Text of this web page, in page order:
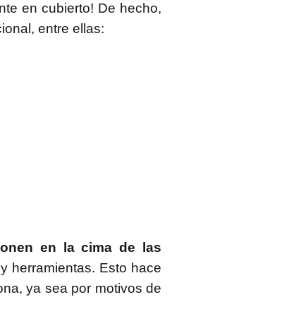
en cubierto! De hecho,
entre ellas:
en la cima de las
herramientas. Esto hace
ya sea por motivos de